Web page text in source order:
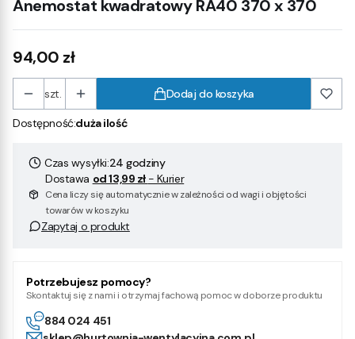
Anemostat kwadratowy RA40 370 x 370
Cena
94,00 zł
szt. Dodaj do koszyka
Dostępność:duża ilość
Czas wysyłki:24 godziny
Dostawa od 13,99 zł - Kurier
Cena liczy się automatycznie w zależności od wagi i objętości
towarów w koszyku
Zapytaj o produkt
Potrzebujesz pomocy?
Skontaktuj się z nami i otrzymaj fachową pomoc w doborze produktu
884 024 451